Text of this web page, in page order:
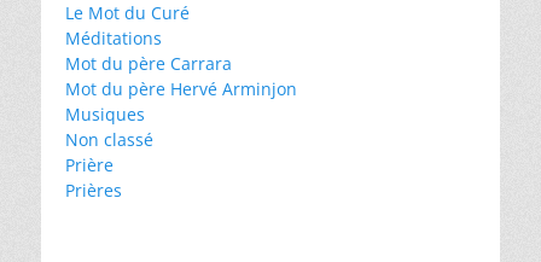
Le Mot du Curé
Méditations
Mot du père Carrara
Mot du père Hervé Arminjon
Musiques
Non classé
Prière
Prières